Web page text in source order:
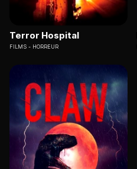
Terror Hospital
FILMS HORREUR